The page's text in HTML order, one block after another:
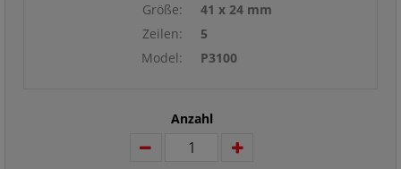
Größe:
41 x 24 mm
Zeilen:
5
Model:
P3100
Anzahl